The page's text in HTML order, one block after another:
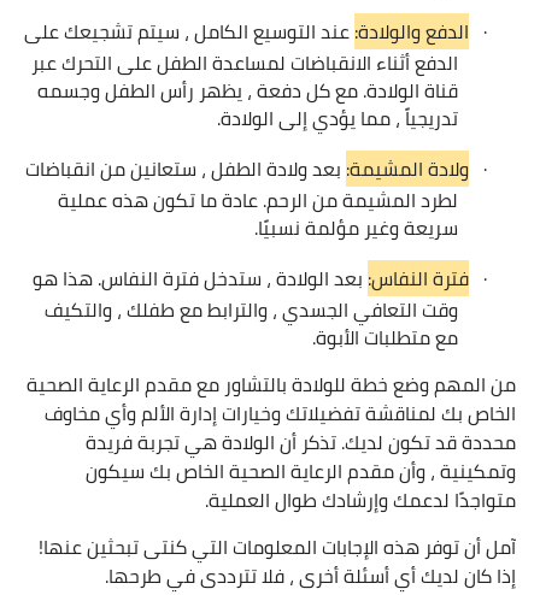
· الدفع والولادة:عند التوسيع الكامل ، سيتم تشجيعك على
الدفع أثناء الانقباضات لمساعدة الطفل على التحرك عبر
قناة الولادة. مع كل دفعة ، يظهر رأس الطفل وجسمه
تدريجياً ، مما يؤدي إلى الولادة.
· ولادة المشيمة: بعد ولادة الطفل ، ستعانين من انقباضات
لطرد المشيمة من الرحم. عادة ما تكون هذه عملية
سريعة وغير مؤلمة نسبيًا.
· فترة النفاس: بعد الولادة ، ستدخل فترة النفاس. هذا هو
وقت التعافي الجسدي ، والترابط مع طفلك ، والتكيف
مع متطلبات الأبوة.
من المهم وضع خطة للولادة بالتشاور مع مقدم الرعاية الصحية
الخاص بك لمناقشة تفضيلاتك وخيارات إدارة الألم وأي مخاوف
محددة قد تكون لديك. تذكر أن الولادة هي تجربة فريدة
وتمكينية ، وأن مقدم الرعاية الصحية الخاص بك سيكون
متواجدًا لدعمك وإرشادك طوال العملية.
آمل أن توفر هذه الإجابات المعلومات التي كنتى تبحثين عنها!
إذا كان لديك أي أسئلة أخرى ، فلا تترددى في طرحها.